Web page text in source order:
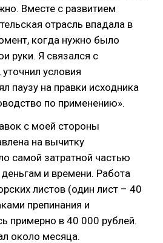
Вместе с развитием
отрасль впадала в
когда нужно было
руки. Я связался с
условия
паузу на правки исходника
по применению».
с моей стороны
на вычитку
самой затратной частью
и времени. Работа
листов (один лист – 40
препинания и
примерно в 40 000 рублей.
около месяца.